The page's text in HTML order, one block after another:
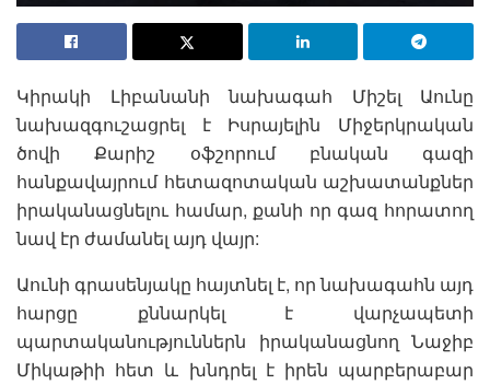
Կիրակի Լիբանանի նախագահ Միշել Աունը
նախազգուշացրել է Իսրայելին Միջերկրական
ծովի Քարիշ օֆշորում բնական գազի
հանքավայրում հետազոտական աշխատանքներ
իրականացնելու համար, քանի որ գազ հորատող
նավ էր ժամանել այդ վայր:
Աունի գրասենյակը հայտնել է, որ նախագահն այդ
հարցը քննարկել է վարչապետի
պարտականություններն իրականացնող Նաջիբ
Միկաթիի հետ և խնդրել է իրեն պարբերաբար